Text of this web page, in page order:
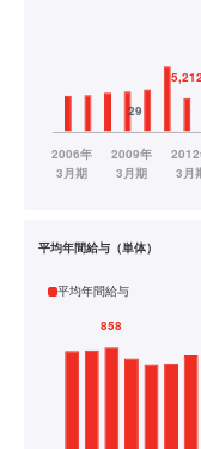
平均年間給与（単体）
平均年間給与